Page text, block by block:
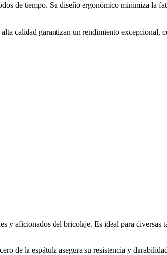
de tiempo. Su diseño ergonómico minimiza la
calidad garantizan un rendimiento excepcional,
y aficionados del bricolaje. Es ideal para diversas
de la espátula asegura su resistencia y